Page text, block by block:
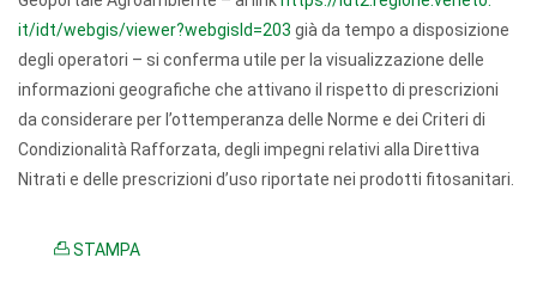
it/idt/webgis/viewer?webgisId=203 già da tempo a disposizione
degli operatori – si conferma utile per la visualizzazione delle
informazioni geografiche che attivano il rispetto di prescrizioni
da considerare per l’ottemperanza delle Norme e dei Criteri di
Condizionalità Rafforzata, degli impegni relativi alla Direttiva
Nitrati e delle prescrizioni d’uso riportate nei prodotti fitosanitari.
STAMPA